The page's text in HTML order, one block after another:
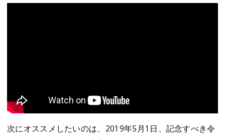
次にオススメしたいのは、2019年5月1日、記念すべき令